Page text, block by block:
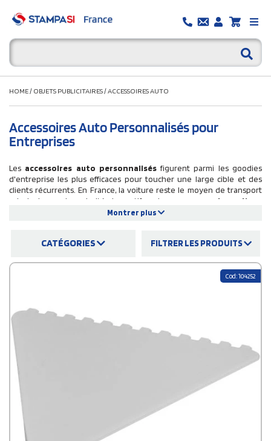
HOME/ OBJETS PUBLICITAIRES/ACCESSOIRES AUTO
Accessoires Auto Personnalisés pour
Entreprises
Les accessoires auto personnalisésfigurent parmi les goodies
d'entreprise les plus efficaces pour toucher une large cible et des
clients récurrents. En France, la voiture reste le moyen de transport
principal pour la majorité des actifs : chaque
accessoire voiture
distribué accompagne son propriétaire lors de ses
gadgetspour voiture personnalisés adaptés aux besoins des
de stationnement, pare-soleil, support pourtéléphone, gratte-
givre, porte-clé et kits de sécurité. Chaque article est personnalisable
profitez également de la livraison gratuite partout en France et
de tarifs dégressifs à partir de 100 pièces.
Montrer plus
CATÉGORIES FILTRER LES PRODUITS
Cod: 104252